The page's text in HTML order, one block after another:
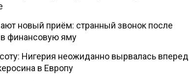
новый приём: странный звонок после
в финансовую яму
Нигерия неожиданно вырвалась вперед
в Европу